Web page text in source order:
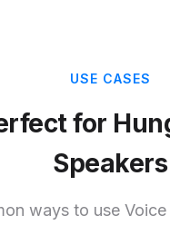
USE CASES
for
Speakers
ways to use